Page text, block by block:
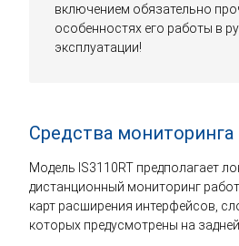
включением обязательно
особенностях его работы в
эксплуатации!
Средства мониторинга
Модель IS3110RT предполагает
дистанционный мониторинг
карт расширения интерфейсов,
которых предусмотрены на